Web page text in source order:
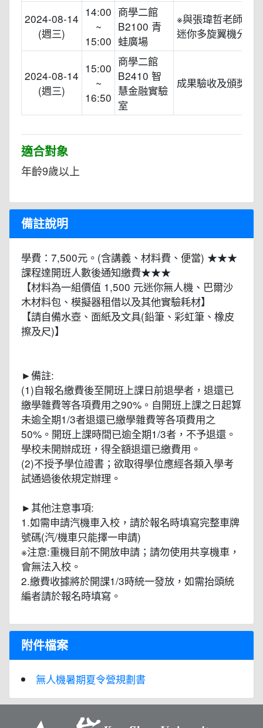
2024-08-14
(週三)
14:00
~
15:00
商學二館
B2100 青
蛙廣場
※與張瑋哲老師一
迷你多旋翼機分組
2024-08-14
(週三)
15:00
~
16:50
商學二館
B2410 智
慧金融實驗
室
成果驗收及頒獎典
適合對象
年齡9歲以上
備註說明
學費：7,500元。(含講義、材料費、便當) ★★★
課程達開班人數後通知繳費★★★
【材料為一組價值 1,500 元迷你無人機、巴爾沙
木材料包、模擬器租借以及其他實驗耗材】
【請自備水壺、面紙及文具(鉛筆、彩虹筆、橡皮
擦及尺)】
►備註:
(1)自報名繳費後至開班上課日前退學者，退還已
繳學雜費等各項費用之90%。自開班上課之日起算
未逾全期1/3者退還已繳學雜費等各項費用之
50%。開班上課時間已逾全期1/3者，不予退還。
學校未開辦成班，得全額退還已繳費用。
(2)不授予學位證書；欲取得學位應經各類入學考
試通過後依規定辦理。
►其他注意事項:
1.如需申請汽機車入校，請於報名時填寫完整車牌
號碼(汽/機車只能擇一申請)
※注意:重機目前不開放申請；請勿使用共享機車，
會無法入校。
2.繳費收據將於開課1/3時統一發放，如需抬頭統
編者請於報名時填寫。
附件檔案
無人機暑期夏令營規劃書